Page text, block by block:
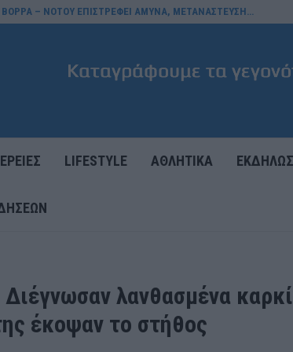
– ΝΟΤΟΥ ΕΠΙΣΤΡΕΦΕΙ ΑΜΥΝΑ, ΜΕΤΑΝΑΣΤΕΥΣΗ…
LIFESTYLE ΑΘΛΗΤΙΚΑ
λανθασμένα
έκοψαν το στήθος